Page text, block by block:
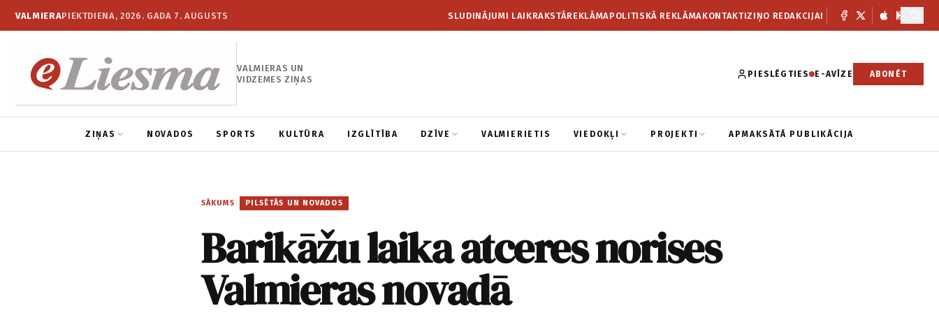
VALMIERAPIEKTDIENA, 2026. GADA 7. AUGUSTS SLUDINĀJUMI LAIKRAKSTĀREKLĀMAPOLITISKĀ REKLĀMAKONTAKTIZIŅO REDAKCIJAI
VALMIERAS UN
VIDZEMES ZIŅAS
PIESLĒGTIES E-AVĪZE ABONĒT
ZIŅAS NOVADOS SPORTS KULTŪRA IZGLĪTĪBA DZĪVE VALMIERIETIS VIEDOKĻI PROJEKTI APMAKSĀTĀ PUBLIKĀCIJA
SĀKUMS / PILSĒTĀS UN NOVADOS
Barikāžu laika atceres norises
Valmieras novadā